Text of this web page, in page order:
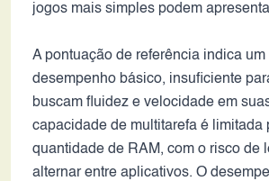
jogos mais simples podem
A pontuação de referência indica
desempenho básico, insuficiente
buscam fluidez e velocidade em
capacidade de multitarefa é limitada
quantidade de RAM, com o risco de
alternar entre aplicativos. O